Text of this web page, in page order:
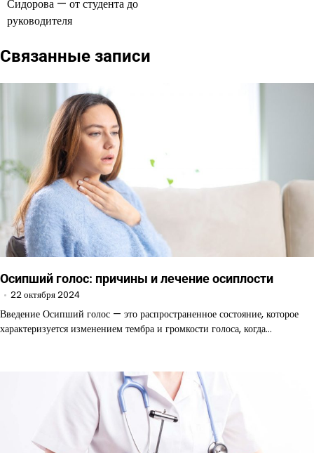
Сидорова — от студента до
руководителя
Связанные записи
Осипший голос: причины и лечение осиплости
22 октября 2024
Введение Осипший голос — это распространенное состояние, которое
характеризуется изменением тембра и громкости голоса, когда…